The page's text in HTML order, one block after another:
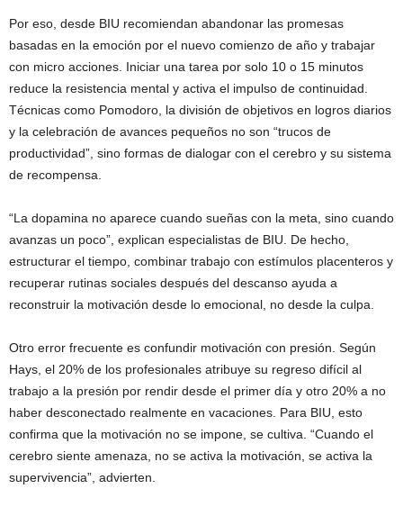
Por eso, desde BIU recomiendan abandonar las promesas
basadas en la emoción por el nuevo comienzo de año y trabajar
con micro acciones. Iniciar una tarea por solo 10 o 15 minutos
reduce la resistencia mental y activa el impulso de continuidad.
Técnicas como Pomodoro, la división de objetivos en logros diarios
y la celebración de avances pequeños no son “trucos de
productividad”, sino formas de dialogar con el cerebro y su sistema
de recompensa.
“La dopamina no aparece cuando sueñas con la meta, sino cuando
avanzas un poco”, explican especialistas de BIU. De hecho,
estructurar el tiempo, combinar trabajo con estímulos placenteros y
recuperar rutinas sociales después del descanso ayuda a
reconstruir la motivación desde lo emocional, no desde la culpa.
Otro error frecuente es confundir motivación con presión. Según
Hays, el 20% de los profesionales atribuye su regreso difícil al
trabajo a la presión por rendir desde el primer día y otro 20% a no
haber desconectado realmente en vacaciones. Para BIU, esto
confirma que la motivación no se impone, se cultiva. “Cuando el
cerebro siente amenaza, no se activa la motivación, se activa la
supervivencia”, advierten.